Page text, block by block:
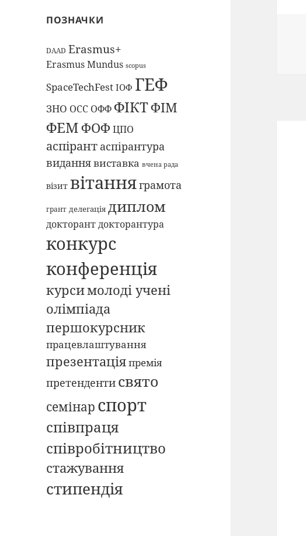
ПОЗНАЧКИ
DAAD Erasmus+
Erasmus Mundus scopus
SpaceTechFest ІОФ ГЕФ
ЗНО ОСС ОФФФІКТФІМ
ФЕМФОФ ЦПО
аспірант аспірантура
виданнявиставка вчена рада
візит вітанняграмота
грант делегація диплом
докторантдокторантура
конкурс
конференція
курсимолоді учені
олімпіада
першокурсник
працевлаштування
презентаціяпремія
претенденти свято
семінар спорт
співпраця
співробітництво
стажування
стипендія